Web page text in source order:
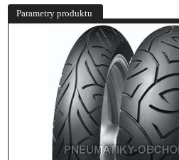
Parametry produktu